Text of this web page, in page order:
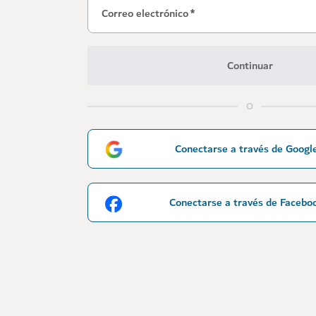
Correo electrónico*
Continuar
O
Conectarse a través de
Conectarse a través de